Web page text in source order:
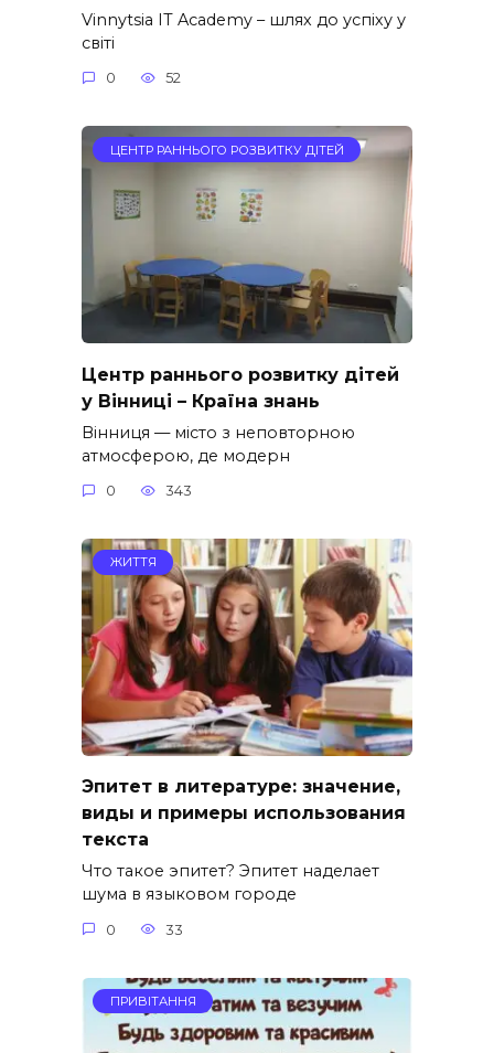
Vinnytsia IT Academy – шлях до успіху у
світі
0 52
ЦЕНТР РАННЬОГО РОЗВИТКУ ДІТЕЙ
Центр раннього розвитку дітей
у Вінниці – Країна знань
Вінниця — місто з неповторною
атмосферою, де модерн
0 343
ЖИТТЯ
Эпитет в литературе: значение,
виды и примеры использования
текста
Что такое эпитет? Эпитет наделает
шума в языковом городе
0 33
ПРИВІТАННЯ